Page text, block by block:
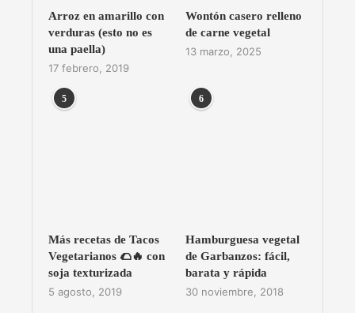
Arroz en amarillo con
verduras (esto no es
una paella)
17 febrero, 2019
Wontón casero relleno
de carne vegetal
13 marzo, 2025
5
Más recetas de Tacos
Vegetarianos 🌮🔥 con
soja texturizada
5 agosto, 2019
6
Hamburguesa vegetal
de Garbanzos: fácil,
barata y rápida
30 noviembre, 2018